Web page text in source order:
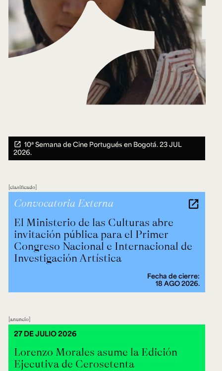
10ª Semana de Cine Portugués en Bogotá.23 JUL
2026.
clasificado
El Ministerio de las Culturas abre
invitación pública para el Primer
Congreso Nacional e Internacional de
Investigación Artística
Convocatoria Externa
Fecha de cierre:
18 AGO 2026.
anuncio
Lorenzo Morales asume la Edición
Ejecutiva de Cerosetenta
27 DE JULIO 2026